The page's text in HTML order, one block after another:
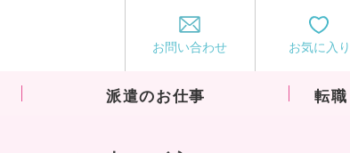
お問い合わせ お気に入り
派遣のお仕事 転